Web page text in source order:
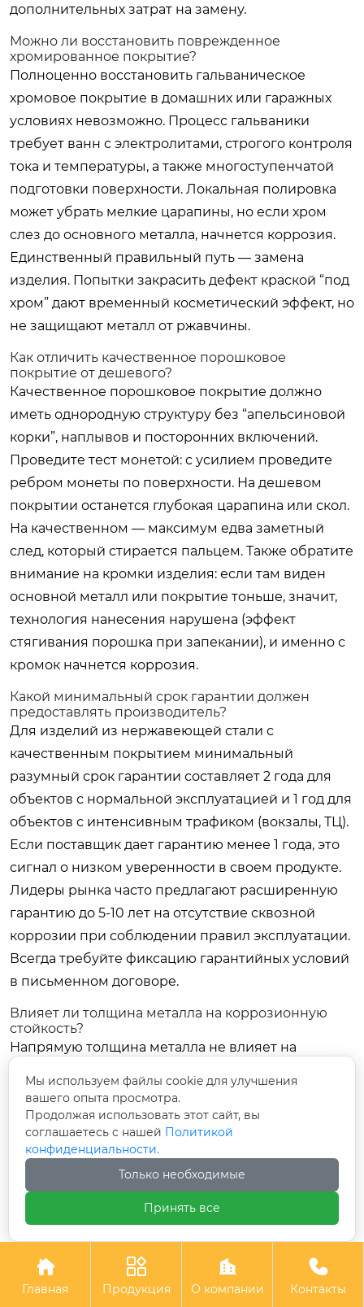
дополнительных затрат на замену.
Можно ли восстановить поврежденное
хромированное покрытие?
Полноценно восстановить гальваническое
хромовое покрытие в домашних или гаражных
условиях невозможно. Процесс гальваники
требует ванн с электролитами, строгого контроля
тока и температуры, а также многоступенчатой
подготовки поверхности. Локальная полировка
может убрать мелкие царапины, но если хром
слез до основного металла, начнется коррозия.
Единственный правильный путь — замена
изделия. Попытки закрасить дефект краской “под
хром” дают временный косметический эффект, но
не защищают металл от ржавчины.
Как отличить качественное порошковое
покрытие от дешевого?
Качественное порошковое покрытие должно
иметь однородную структуру без “апельсиновой
корки”, наплывов и посторонних включений.
Проведите тест монетой: с усилием проведите
ребром монеты по поверхности. На дешевом
покрытии останется глубокая царапина или скол.
На качественном — максимум едва заметный
след, который стирается пальцем. Также обратите
внимание на кромки изделия: если там виден
основной металл или покрытие тоньше, значит,
технология нанесения нарушена (эффект
стягивания порошка при запекании), и именно с
кромок начнется коррозия.
Какой минимальный срок гарантии должен
предоставлять производитель?
Для изделий из нержавеющей стали с
качественным покрытием минимальный
разумный срок гарантии составляет 2 года для
объектов с нормальной эксплуатацией и 1 год для
объектов с интенсивным трафиком (вокзалы, ТЦ).
Если поставщик дает гарантию менее 1 года, это
сигнал о низком уверенности в своем продукте.
Лидеры рынка часто предлагают расширенную
гарантию до 5-10 лет на отсутствие сквозной
коррозии при соблюдении правил эксплуатации.
Всегда требуйте фиксацию гарантийных условий
в письменном договоре.
Влияет ли толщина металла на коррозионную
стойкость?
Напрямую толщина металла не влияет на
сплава и покрытия), но она критически важна для
механической целостности. Тонкий металл
(менее 1 мм) легче деформируется, и при
деформации защитное покрытие трескается. В
месте трещины начинается очаговая коррозия,
которая быстро распространяется под слоем
краски или хрома. Поэтому thicker is better (толще
целостности защитного слоя при внешних
воздействиях.

Главная

Продукция

О компании

Контакты
Мы используем файлы cookie для улучшения
вашего опыта просмотра.
Продолжая использовать этот сайт, вы
соглашаетесь с нашей Политикой
конфиденциальности.
Только необходимые
Принять все